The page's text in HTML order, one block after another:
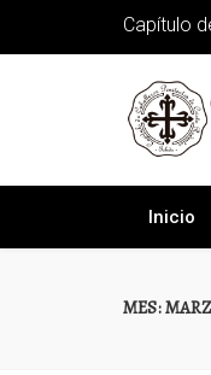
Capítulo
Inicio
MES: